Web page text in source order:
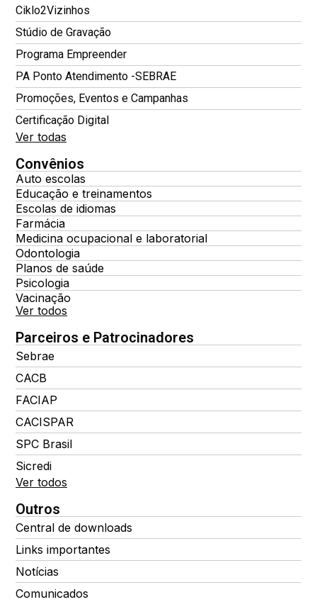
Ciklo2Vizinhos
Stúdio de Gravação
Programa Empreender
PA Ponto Atendimento -SEBRAE
Promoções, Eventos e Campanhas
Certificação Digital
Ver todas
Convênios
Auto escolas
Educação e treinamentos
Escolas de idiomas
Farmácia
Medicina ocupacional e laboratorial
Odontologia
Planos de saúde
Psicologia
Vacinação
Ver todos
Parceiros e Patrocinadores
Sebrae
CACB
FACIAP
CACISPAR
SPC Brasil
Sicredi
Ver todos
Outros
Central de downloads
Links importantes
Notícias
Comunicados